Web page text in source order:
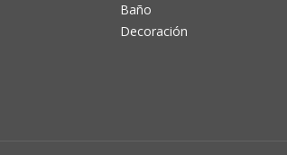
Baño
Decoración